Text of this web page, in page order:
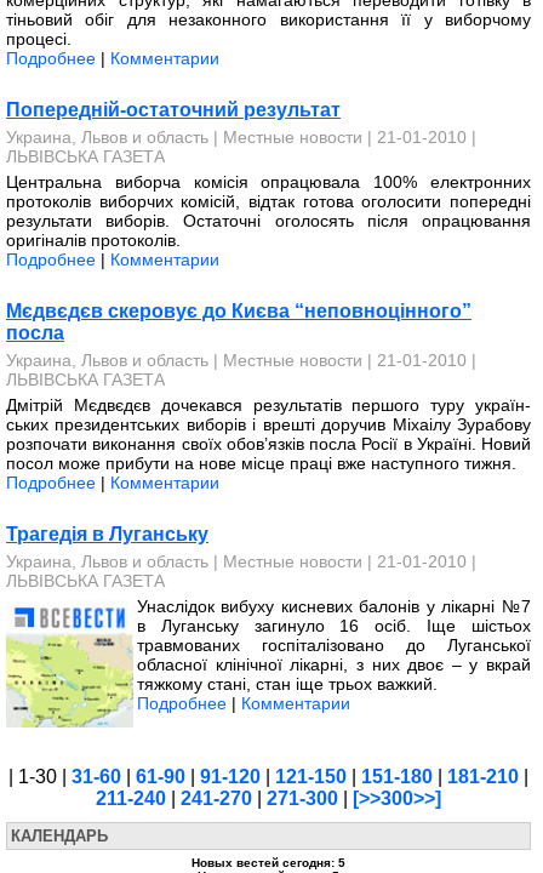
тіньовий обіг для незаконного використання її у виборчому
процесі.
Подробнее | Комментарии
Попередній-остаточний результат
Украина, Львов и область | Местные новости | 21-01-2010 |
ЛЬВІВСЬКА ГАЗЕТА
Центральна виборча комісія опрацювала 100% електронних
протоколів виборчих комісій, відтак готова оголосити попередні
результати виборів. Остаточні оголосять після опрацювання
оригіналів протоколів.
Подробнее | Комментарии
Мєдвєдєв скеровує до Києва “неповноцінного”
посла
Украина, Львов и область | Местные новости | 21-01-2010 |
ЛЬВІВСЬКА ГАЗЕТА
Дмітрій Мєдвєдєв дочекався результатів першого туру ук­раїн­
ських президентських виборів і врешті доручив Міхаілу Зурабову
розпочати виконання своїх обов’язків посла Росії в Україні. Новий
посол може прибути на нове місце праці вже наступного тижня.
Подробнее | Комментарии
Трагедія в Луганську
Украина, Львов и область | Местные новости | 21-01-2010 |
ЛЬВІВСЬКА ГАЗЕТА
Унаслідок вибуху кисневих балонів у лікарні №7
в Луганську загинуло 16 осіб. Іще шістьох
травмованих госпіта­лізовано до Луганської
обласної клінічної лікарні, з них двоє – у вкрай
тяжкому стані, стан іще трьох важкий.
Подробнее | Комментарии
| 1-30 | 31-60 61-90 91-120 121-150 151-180 181-210
211-240
241-270 271-300 [>>300>>]
КАЛЕНДАРЬ
Новых вестей сегодня: 5